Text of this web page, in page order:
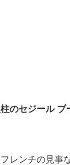
のセジール ブ
レンチの見事